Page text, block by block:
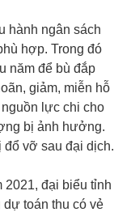
hành ngân sách
hợp. Trong đó
năm để bù đắp
giảm, miễn hỗ
lực chi cho
bị ảnh hưởng.
vỡ sau đại dịch.
đại biểu tỉnh
toán thu có vẻ